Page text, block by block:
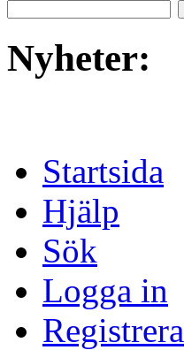
Nyheter:
Startsida
Hjälp
Sök
Logga in
Registrera